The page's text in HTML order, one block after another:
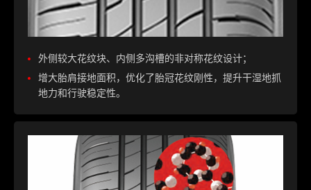
外侧较大花纹块、内侧多沟槽的非对称花纹设计；
增大胎肩接地面积，优化了胎冠花纹刚性，提升干湿地抓
地力和行驶稳定性。